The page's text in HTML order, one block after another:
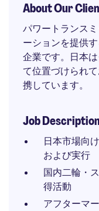
About Our
パワートランス
ーションを提供
企業です。日本
て位置づけられ
携しています。
Job
日本市場向
および実行
国内二輪・
得活動
アフターマ